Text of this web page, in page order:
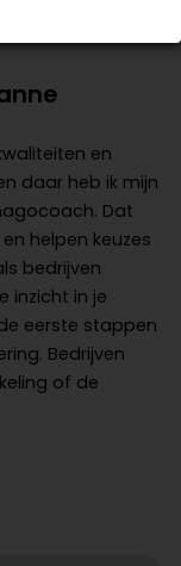
gaat en ook
en
daar heb ik mijn
Dat
helpen keuzes
bedrijven
inzicht in je
eerste stappen
Bedrijven
of de